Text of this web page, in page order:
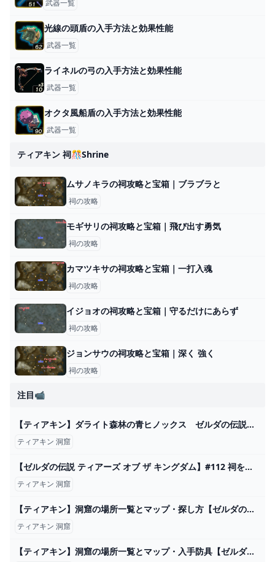
武器一覧
光線の頭盾の入手方法と効果性能
武器一覧
ライネルの弓の入手方法と効果性能
武器一覧
オクタ風船盾の入手方法と効果性能
武器一覧
ティアキン 祠🎊shrine
ムサノキラの祠攻略と宝箱｜ブラブラと
祠の攻略
モギサリの祠攻略と宝箱｜飛び出す勇気
祠の攻略
カマツキサの祠攻略と宝箱｜一打入魂
祠の攻略
イジョオの祠攻略と宝箱｜守るだけにあらず
祠の攻略
ジョンサウの祠攻略と宝箱｜深く 強く
祠の攻略
注目📹
【ティアキン】ダライト森林の青ヒノックス ゼルダの伝説ティアーズ オブ ザ キングダム #ゼルダの伝説 #ティアキン #zelda - YouTube
ティアキン 洞窟
【ゼルダの伝説 ティアーズ オブ ザ キングダム】#112 祠を全部クリアしたい！ - YouTube
ティアキン 洞窟
【ティアキン】洞窟の場所一覧とマップ・探し方【ゼルダの伝説ティアーズオブザキングダム】｜ゲームエイト
ティアキン 洞窟
【ティアキン】洞窟の場所一覧とマップ・入手防具【ゼルダの伝説ティアーズオブザキングダム】 - ゲームウィズ